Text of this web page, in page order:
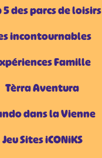
5 des parcs de loisirs
incontournables
Famille
Tèrra Aventura
dans la Vienne
Jeu Sites iCONiKS